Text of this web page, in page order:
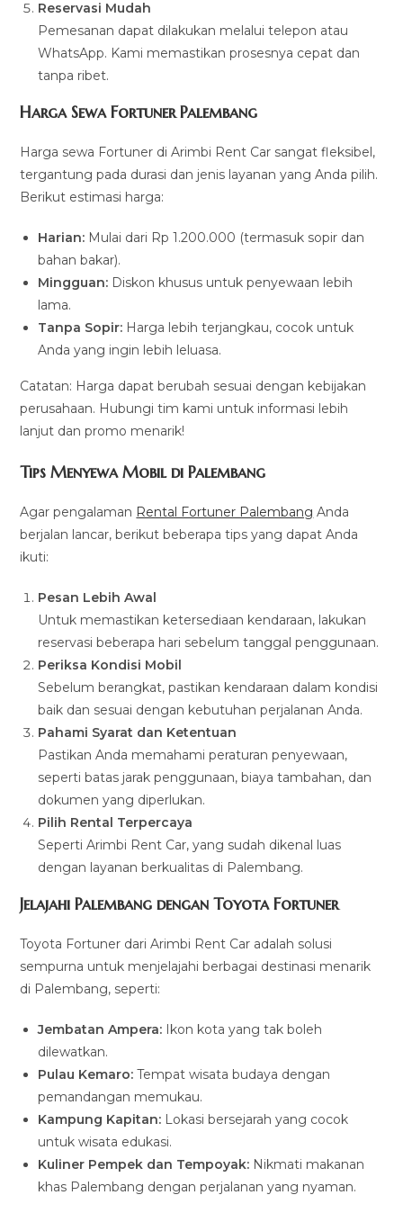
Reservasi Mudah
Pemesanan dapat dilakukan melalui telepon atau
WhatsApp. Kami memastikan prosesnya cepat dan
tanpa ribet.
Harga Sewa Fortuner Palembang
Harga sewa Fortuner di Arimbi Rent Car sangat fleksibel,
tergantung pada durasi dan jenis layanan yang Anda pilih.
Berikut estimasi harga:
Harian: Mulai dari Rp 1.200.000 (termasuk sopir dan
bahan bakar).
Mingguan: Diskon khusus untuk penyewaan lebih
lama.
Tanpa Sopir: Harga lebih terjangkau, cocok untuk
Anda yang ingin lebih leluasa.
Catatan: Harga dapat berubah sesuai dengan kebijakan
perusahaan. Hubungi tim kami untuk informasi lebih
lanjut dan promo menarik!
Tips Menyewa Mobil di Palembang
Agar pengalaman Rental Fortuner Palembang Anda
berjalan lancar, berikut beberapa tips yang dapat Anda
ikuti:
Pesan Lebih Awal
Untuk memastikan ketersediaan kendaraan, lakukan
reservasi beberapa hari sebelum tanggal penggunaan.
Periksa Kondisi Mobil
Sebelum berangkat, pastikan kendaraan dalam kondisi
baik dan sesuai dengan kebutuhan perjalanan Anda.
Pahami Syarat dan Ketentuan
Pastikan Anda memahami peraturan penyewaan,
seperti batas jarak penggunaan, biaya tambahan, dan
dokumen yang diperlukan.
Pilih Rental Terpercaya
Seperti Arimbi Rent Car, yang sudah dikenal luas
dengan layanan berkualitas di Palembang.
Jelajahi Palembang dengan Toyota Fortuner
Toyota Fortuner dari Arimbi Rent Car adalah solusi
sempurna untuk menjelajahi berbagai destinasi menarik
di Palembang, seperti:
Jembatan Ampera: Ikon kota yang tak boleh
dilewatkan.
Pulau Kemaro: Tempat wisata budaya dengan
pemandangan memukau.
Kampung Kapitan: Lokasi bersejarah yang cocok
untuk wisata edukasi.
Kuliner Pempek dan Tempoyak: Nikmati makanan
khas Palembang dengan perjalanan yang nyaman.